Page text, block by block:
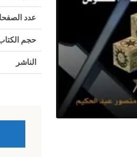
عدد
حجم
الناشر